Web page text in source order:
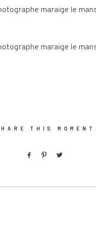
THIS MOMENT